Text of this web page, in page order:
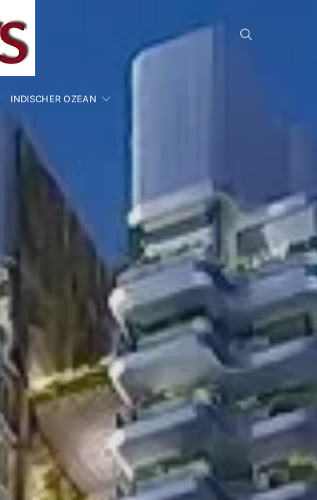
INDISCHER OZEAN